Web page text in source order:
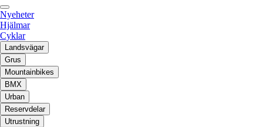
Nyeheter
Hjälmar
Cyklar
Landsvägar
Grus
Mountainbikes
BMX
Urban
Reservdelar
Utrustning